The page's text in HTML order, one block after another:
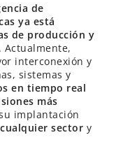
de
ya está
de producción y
. Actualmente,
interconexión y
sistemas y
en tiempo real
más
implantación
sector y